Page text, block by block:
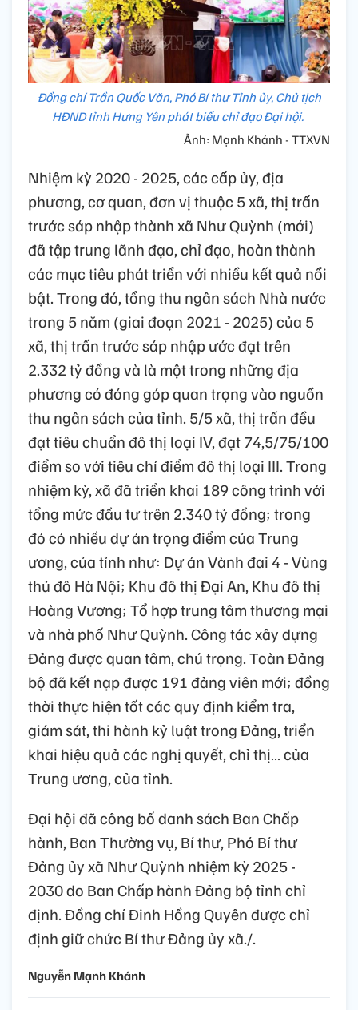
Đồng chí Trần Quốc Văn, Phó Bí thư Tỉnh ủy, Chủ tịch
HĐND tỉnh Hưng Yên phát biểu chỉ đạo Đại hội.
Ảnh: Mạnh Khánh - TTXVN
Nhiệm kỳ 2020 - 2025, các cấp ủy, địa
phương, cơ quan, đơn vị thuộc 5 xã, thị trấn
trước sáp nhập thành xã Như Quỳnh (mới)
đã tập trung lãnh đạo, chỉ đạo, hoàn thành
các mục tiêu phát triển với nhiều kết quả nổi
bật. Trong đó, tổng thu ngân sách Nhà nước
trong 5 năm (giai đoạn 2021 - 2025) của 5
xã, thị trấn trước sáp nhập ước đạt trên
2.332 tỷ đồng và là một trong những địa
phương có đóng góp quan trọng vào nguồn
thu ngân sách của tỉnh. 5/5 xã, thị trấn đều
đạt tiêu chuẩn đô thị loại IV, đạt 74,5/75/100
điểm so với tiêu chí điểm đô thị loại III. Trong
nhiệm kỳ, xã đã triển khai 189 công trình với
tổng mức đầu tư trên 2.340 tỷ đồng; trong
đó có nhiều dự án trọng điểm của Trung
ương, của tỉnh như: Dự án Vành đai 4 - Vùng
thủ đô Hà Nội; Khu đô thị Đại An, Khu đô thị
Hoàng Vương; Tổ hợp trung tâm thương mại
và nhà phố Như Quỳnh. Công tác xây dựng
Đảng được quan tâm, chú trọng. Toàn Đảng
bộ đã kết nạp được 191 đảng viên mới; đồng
thời thực hiện tốt các quy định kiểm tra,
giám sát, thi hành kỷ luật trong Đảng, triển
khai hiệu quả các nghị quyết, chỉ thị… của
Trung ương, của tỉnh.
Đại hội đã công bố danh sách Ban Chấp
hành, Ban Thường vụ, Bí thư, Phó Bí thư
Đảng ủy xã Như Quỳnh nhiệm kỳ 2025 -
2030 do Ban Chấp hành Đảng bộ tỉnh chỉ
định. Đồng chí Đinh Hồng Quyên được chỉ
định giữ chức Bí thư Đảng ủy xã./.
Nguyễn Mạnh Khánh